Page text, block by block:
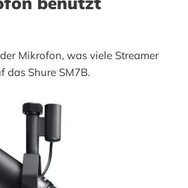
Mikrofon, was viele Streamer
das Shure SM7B.